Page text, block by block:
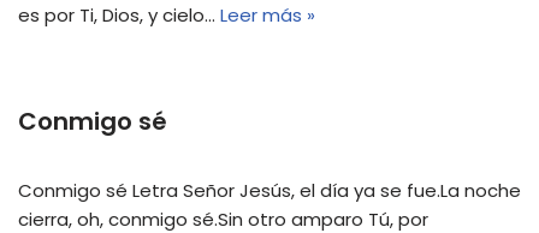
es por Ti, Dios, y cielo… Leer más »
Conmigo sé
Conmigo sé Letra Señor Jesús, el día ya se fue.La noche
cierra, oh, conmigo sé.Sin otro amparo Tú, por